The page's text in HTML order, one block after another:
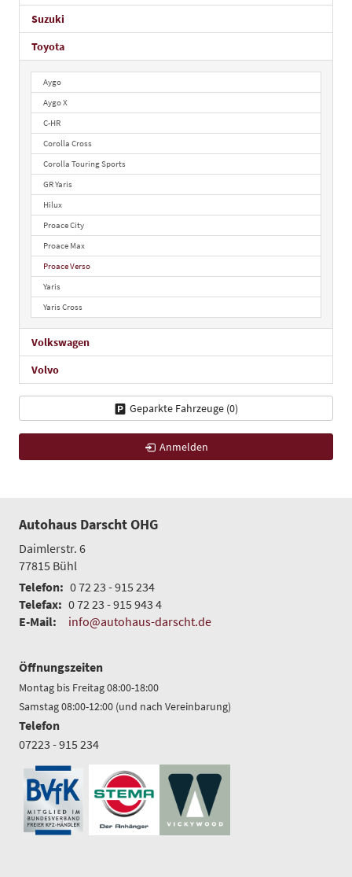
Suzuki
Toyota
Aygo
Aygo X
C-HR
Corolla Cross
Corolla Touring Sports
GR Yaris
Hilux
Proace City
Proace Max
Proace Verso
Yaris
Yaris Cross
Volkswagen
Volvo
Geparkte Fahrzeuge (0)
Anmelden
Autohaus Darscht OHG
Daimlerstr. 6
77815 Bühl
Telefon: 0 72 23 - 915 234
Telefax: 0 72 23 - 915 943 4
E-Mail:
info@autohaus-darscht.de
Öffnungszeiten
Montag bis Freitag 08:00-18:00
Samstag 08:00-12:00 (und nach Vereinbarung)
Telefon
07223 - 915 234